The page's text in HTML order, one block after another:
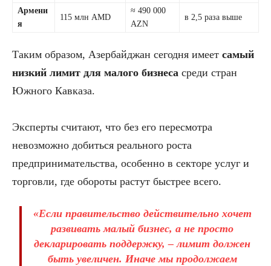
Армени
я
115 млн AMD
≈ 490 000
AZN
в 2,5 раза выше
Таким образом, Азербайджан сегодня имеет самый
низкий лимит для малого бизнеса среди стран
Южного Кавказа.
Эксперты считают, что без его пересмотра
невозможно добиться реального роста
предпринимательства, особенно в секторе услуг и
торговли, где обороты растут быстрее всего.
«Если правительство действительно хочет
развивать малый бизнес, а не просто
декларировать поддержку, – лимит должен
быть увеличен. Иначе мы продолжаем